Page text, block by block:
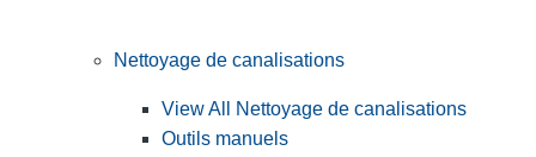
Nettoyage de canalisations
View All Nettoyage de canalisations
Outils manuels